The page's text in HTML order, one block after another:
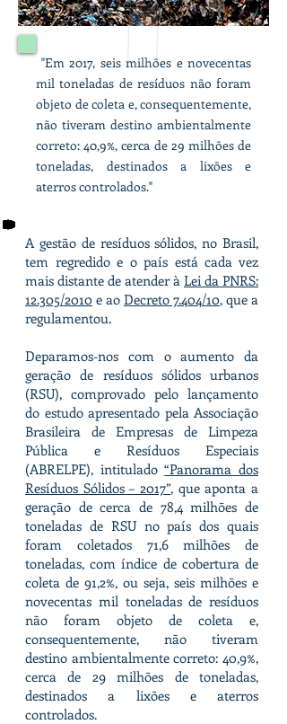
"Em 2017, seis milhões e novecentas
mil toneladas de resíduos não foram
objeto de coleta e, consequentemente,
não tiveram destino ambientalmente
correto: 40,9%, cerca de 29 milhões de
toneladas, destinados a lixões e
aterros controlados."
A gestão de resíduos sólidos, no Brasil,
tem regredido e o país está cada vez
mais distante de atender à Lei da PNRS:
12.305/2010 e ao Decreto 7.404/10, que a
regulamentou.
Deparamos-nos com o aumento da
geração de resíduos sólidos urbanos
(RSU), comprovado pelo lançamento
do estudo apresentado pela Associação
Brasileira de Empresas de Limpeza
Pública e Resíduos Especiais
(ABRELPE), intitulado“Panorama dos
Resíduos Sólidos – 2017”, que aponta a
geração de cerca de 78,4 milhões de
toneladas de RSU no país dos quais
foram coletados 71,6 milhões de
toneladas, com índice de cobertura de
coleta de 91,2%, ou seja, seis milhões e
novecentas mil toneladas de resíduos
não foram objeto de coleta e,
consequentemente, não tiveram
destino ambientalmente correto: 40,9%,
cerca de 29 milhões de toneladas,
destinados a lixões e aterros
controlados.